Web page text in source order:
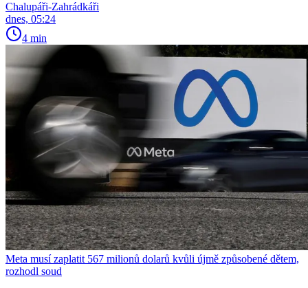
Chalupáři-Zahrádkáři
dnes, 05:24
4 min
Meta musí zaplatit 567 milionů dolarů kvůli újmě způsobené dětem,
rozhodl soud